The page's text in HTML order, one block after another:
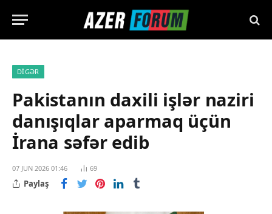
DIGƏR
Pakistanın daxili işlər naziri
danışıqlar aparmaq üçün
İrana səfər edib
07 JUN 2026 01:46 69
Paylaş